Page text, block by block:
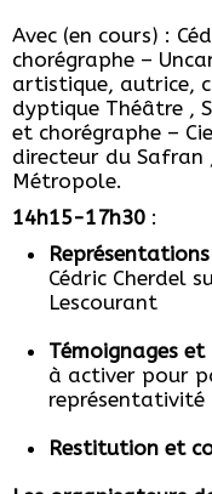
Avec (en cours) :
chorégraphe –
artistique, autrice,
dyptique Théâtre ,
et chorégraphe –
directeur du Safran
Métropole.
14h15-17h30 :
Représentations
Cédric Cherdel
Lescourant
Témoignages
à activer pour
Restitution et